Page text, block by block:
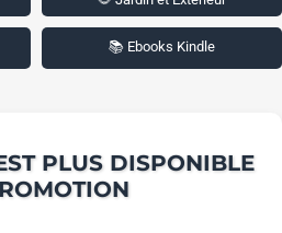
📚 Ebooks Kindle
PLUS DISPONIBLE